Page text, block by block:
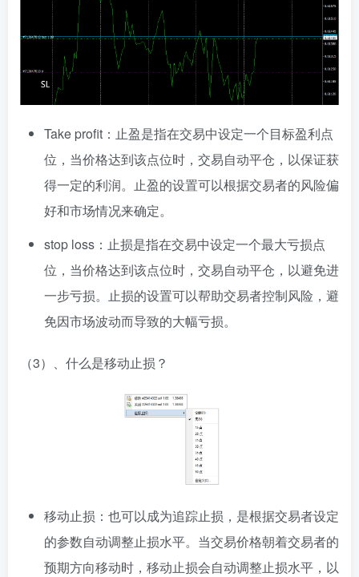
Take profit：止盈是指在交易中设定一个目标盈利点
位，当价格达到该点位时，交易自动平仓，以保证获
得一定的利润。止盈的设置可以根据交易者的风险偏
好和市场情况来确定。
stop loss：止损是指在交易中设定一个最大亏损点
位，当价格达到该点位时，交易自动平仓，以避免进
一步亏损。止损的设置可以帮助交易者控制风险，避
免因市场波动而导致的大幅亏损。
（3）、什么是移动止损？
移动止损：也可以成为追踪止损，是根据交易者设定
的参数自动调整止损水平。当交易价格朝着交易者的
预期方向移动时，移动止损会自动调整止损水平，以